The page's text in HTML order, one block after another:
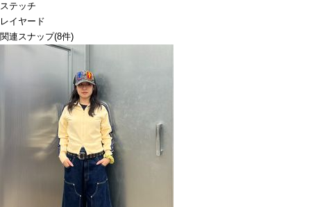
ステッチ
レイヤード
関連スナップ(8件)